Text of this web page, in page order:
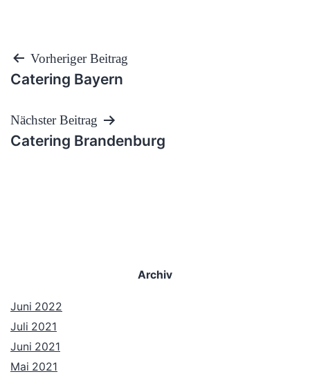
Beitragsnavigation
Vorheriger Beitrag
Catering Bayern
Nächster Beitrag
Catering Brandenburg
Archiv
Juni 2022
Juli 2021
Juni 2021
Mai 2021